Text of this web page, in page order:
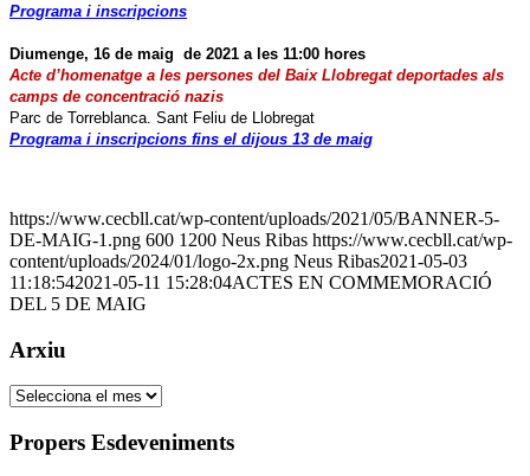
Programa i inscripcions
Diumenge, 16 de maig de 2021 a les 11:00 hores
Acte d’homenatge a les persones del Baix Llobregat deportades als
camps de concentració nazis
Parc de Torreblanca. Sant Feliu de Llobregat
Programa i inscripcions fins el dijous 13 de maig
https://www.cecbll.cat/wp-content/uploads/2021/05/BANNER-5-
DE-MAIG-1.png 600 1200 Neus Ribas https://www.cecbll.cat/wp-
content/uploads/2024/01/logo-2x.png Neus Ribas2021-05-03
11:18:542021-05-11 15:28:04ACTES EN COMMEMORACIÓ
DEL 5 DE MAIG
Arxiu
Arxiu
Propers Esdeveniments